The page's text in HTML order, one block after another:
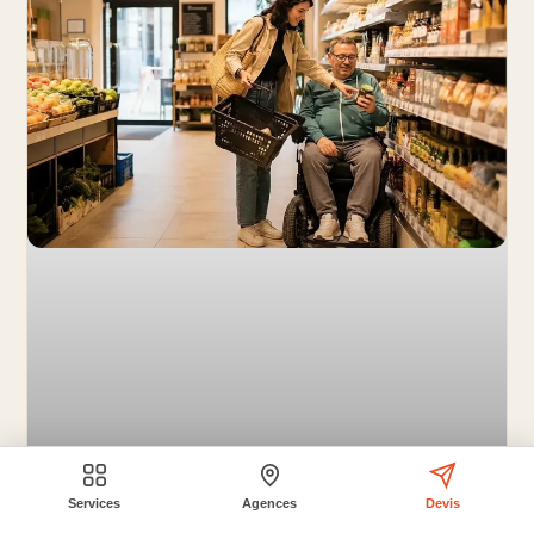
Services Agences Devis